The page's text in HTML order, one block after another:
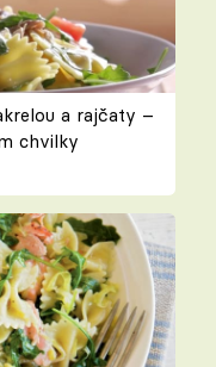
a rajčaty –
chvilky